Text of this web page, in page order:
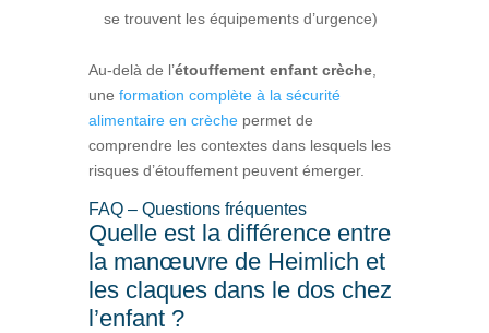
se trouvent les équipements d’urgence)
Au-delà de l’étouffement enfant crèche,
une formation complète à la sécurité
alimentaire en crèchepermet de
comprendre les contextes dans lesquels les
risques d’étouffement peuvent émerger.
FAQ – Questions fréquentes
Quelle est la différence entre
la manœuvre de Heimlich et
les claques dans le dos chez
l’enfant ?